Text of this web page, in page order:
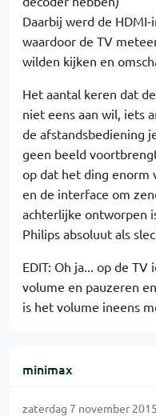
Daarbij werd de
waardoor de TV
wilden kijken en
Het aantal keren dat
niet eens aan wil, iets
de afstandsbediening
geen beeld
op dat het ding enorm
en de interface om
achterlijke ontworpen
Philips absoluut als
EDIT: Oh ja... op de
volume en pauzeren
is het volume ineens
minimax
zaterdag 7 november